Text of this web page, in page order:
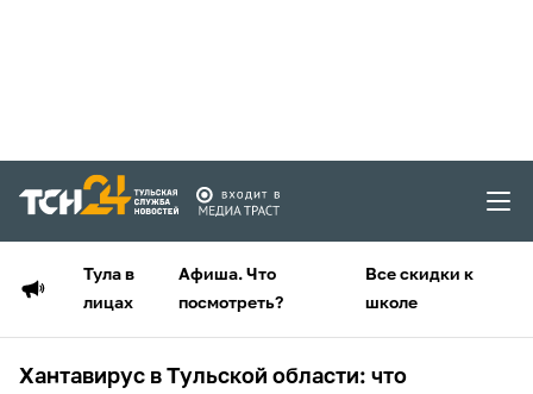
Тула в
лицах
Афиша. Что
посмотреть?
Все скидки к
школе
Хантавирус в Тульской области: что